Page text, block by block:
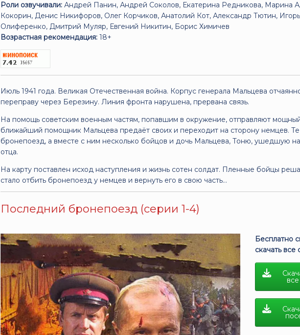
Роли озвучивали: Андрей Панин, Андрей Соколов, Екатерина Редникова, Марина
Кокорин, Денис Никифоров, Олег Корчиков, Анатолий Кот, Александр Тютин,
Олиференко, Дмитрий Муляр, Евгений Никитин, Борис Химичев
Возрастная рекомендация: 18+
Июль 1941 года. Великая Отечественная война. Корпус генерала Мальцева
переправу через Березину. Линия фронта нарушена, прервана связь.
На помощь советским военным частям, попавшим в окружение, отправляют
ближайший помощник Мальцева предаёт своих и переходит на сторону немцев. Те
бронепоезд, а вместе с ним несколько бойцов и дочь Мальцева, Тоню, ушедшую
отца.
На карту поставлен исход наступления и жизнь сотен солдат. Пленные бойцы
стало отбить бронепоезд у немцев и вернуть его в свою часть...
Последний бронепоезд (серии 1-4)
Бесплатно
скачать все